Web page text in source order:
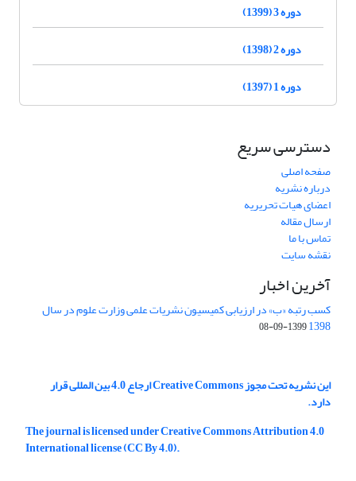
دوره 3 (1399)
دوره 2 (1398)
دوره 1 (1397)
دسترسی سریع
صفحه اصلی
درباره نشریه
اعضای هیات تحریریه
ارسال مقاله
تماس با ما
نقشه سایت
آخرین اخبار
کسب رتبه «ب» در ارزیابی کمیسیون نشریات علمی وزارت علوم در سال
1398
1399-09-08
این نشریه تحت مجوز Creative Commons ارجاع 4.0 بین المللی قرار
دارد.
The journal is licensed under Creative Commons Attribution 4.0
International license (CC By 4.0).